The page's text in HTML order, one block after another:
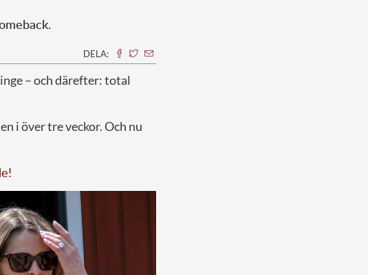
DELA:
– och därefter: total
i över tre veckor. Och nu